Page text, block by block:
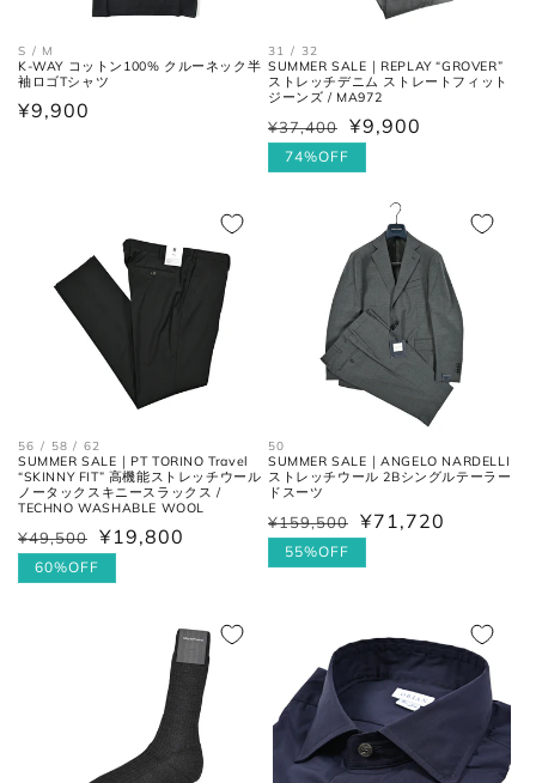
S / M
K-WAY コットン100% クルーネック半
袖ロゴTシャツ
通
¥9,900
31 / 32
SUMMER SALE｜REPLAY “GROVER”
ストレッチデニム ストレートフィット
ジーンズ / MA972
通
常
¥37,400
セ
ー
¥9,900
74%OFF
56 / 58 / 62
SUMMER SALE｜PT TORINO Travel
“SKINNY FIT” 高機能ストレッチウール
ノータックスキニースラックス /
TECHNO WASHABLE WOOL
通
常
¥49,500
セ
ー
¥19,800
60%OFF
50
SUMMER SALE｜ANGELO NARDELLI
ストレッチウール 2Bシングルテーラー
ドスーツ
通
常
¥159,500
セ
ー
¥71,720
55%OFF
の交点。
股下の縫い目の交点から、内側の
シームに沿った裾までの長さ。
股下の縫い目の交点から、5cm裾
裾幅 裾の端と端を結んだ長さ。
ネクタイ
全長 大剣と小剣の先端を結んだ長さ。
大剣幅 大剣の剣先幅。
アウトソールに沿って前後の先端
を結んだ長さ。